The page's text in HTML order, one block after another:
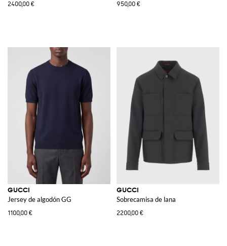
2400,00 € 950,00 €
GUCCI
Jersey de algodón GG
1100,00 €
GUCCI
Sobrecamisa de lana
2200,00 €